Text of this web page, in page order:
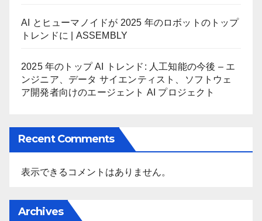
AI とヒューマノイドが 2025 年のロボットのトップ
トレンドに | ASSEMBLY
2025 年のトップ AI トレンド: 人工知能の今後 – エ
ンジニア、データ サイエンティスト、ソフトウェ
ア開発者向けのエージェント AI プロジェクト
Recent Comments
表示できるコメントはありません。
Archives